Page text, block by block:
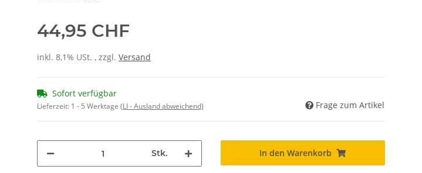
44,95 CHF
inkl. 8,1% USt. , zzgl. Versand
Sofort verfügbar
Lieferzeit: 1 - 5 Werktage (LI - Ausland abweichend) Frage zum Artikel
Stk. In den Warenkorb